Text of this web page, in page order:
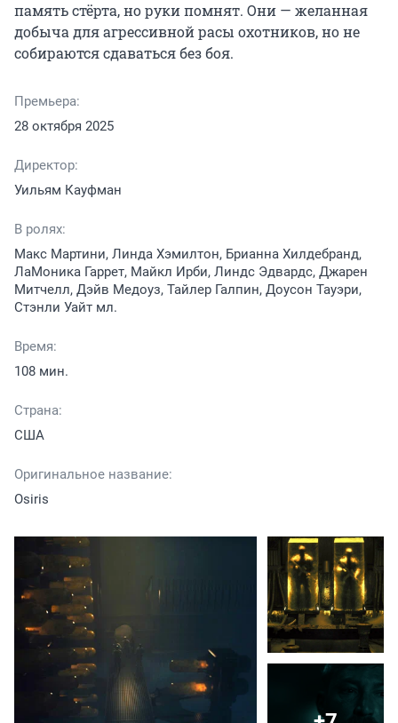
память стёрта, но руки помнят. Они — желанная
добыча для агрессивной расы охотников, но не
собираются сдаваться без боя.
Премьера:
28 октября 2025
Директор:
Уильям Кауфман
В ролях:
Макс Мартини, Линда Хэмилтон, Брианна Хилдебранд,
ЛаМоника Гаррет, Майкл Ирби, Линдс Эдвардс, Джарен
Митчелл, Дэйв Медоуз, Тайлер Галпин, Доусон Тауэри,
Стэнли Уайт мл.
Время:
108 мин.
Страна:
США
Оригинальное название:
Osiris